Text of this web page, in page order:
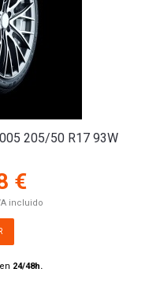
205/50 R17 93W
€
incluido
24/48h.